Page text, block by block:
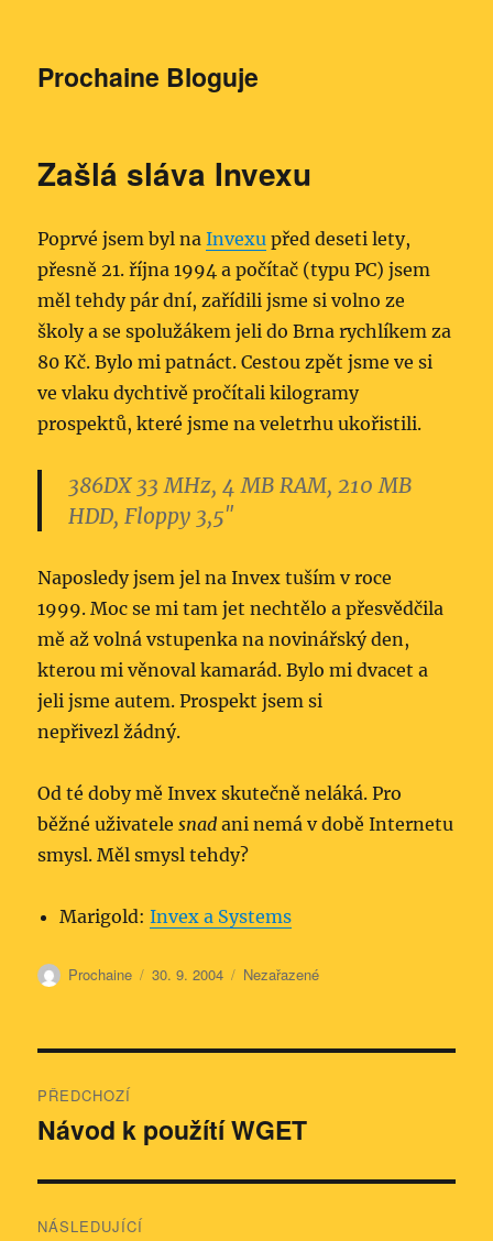
Prochaine Bloguje
Zašlá sláva Invexu
Poprvé jsem byl naInvexu před deseti lety,
přesně 21. října 1994 a počítač (typu PC) jsem
měl tehdy pár dní, zařídili jsme si volno ze
školy a se spolužákem jeli do Brna rychlíkem za
80 Kč. Bylo mi patnáct. Cestou zpět jsme ve si
ve vlaku dychtivě pročítali kilogramy
prospektů, které jsme na veletrhu ukořistili.
386DX 33 MHz, 4 MB RAM, 210 MB
HDD, Floppy 3,5″
Naposledy jsem jel na Invex tuším v roce
1999. Moc se mi tam jet nechtělo a přesvědčila
mě až volná vstupenka na novinářský den,
kterou mi věnoval kamarád. Bylo mi dvacet a
jeli jsme autem. Prospekt jsem si
nepřivezl žádný.
Od té doby mě Invex skutečně neláká. Pro
běžné uživatelesnad ani nemá v době Internetu
smysl. Měl smysl tehdy?
Marigold:Invex a Systems
Autor:
Prochaine Publikováno:
30. 9. 2004 Rubriky:
Nezařazené
pro
PŘEDCHOZÍ
Předchozí
Návod k použítí WGET
NÁSLEDUJÍCÍ